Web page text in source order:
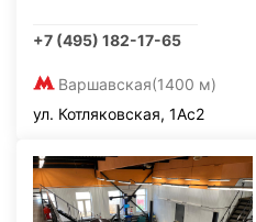
+7 (495) 182-17-65
Варшавская(1400 м)
ул. Котляковская, 1Ас2